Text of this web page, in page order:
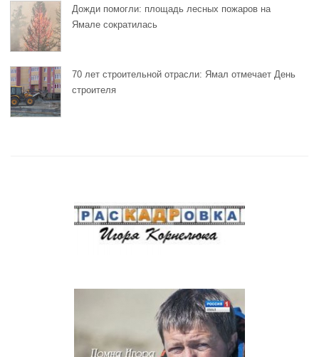
Дожди помогли: площадь лесных пожаров на
Ямале сократилась
70 лет строительной отрасли: Ямал отмечает День
строителя